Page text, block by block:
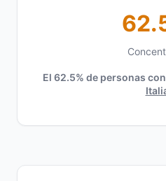
El 62.5% de personas